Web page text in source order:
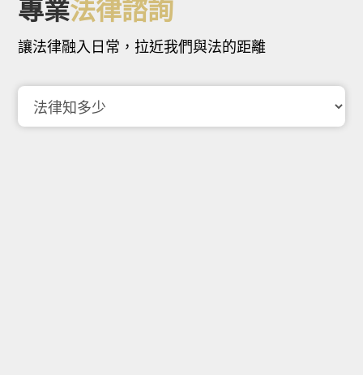
專業法律諮詢
讓法律融入日常，拉近我們與法的距離